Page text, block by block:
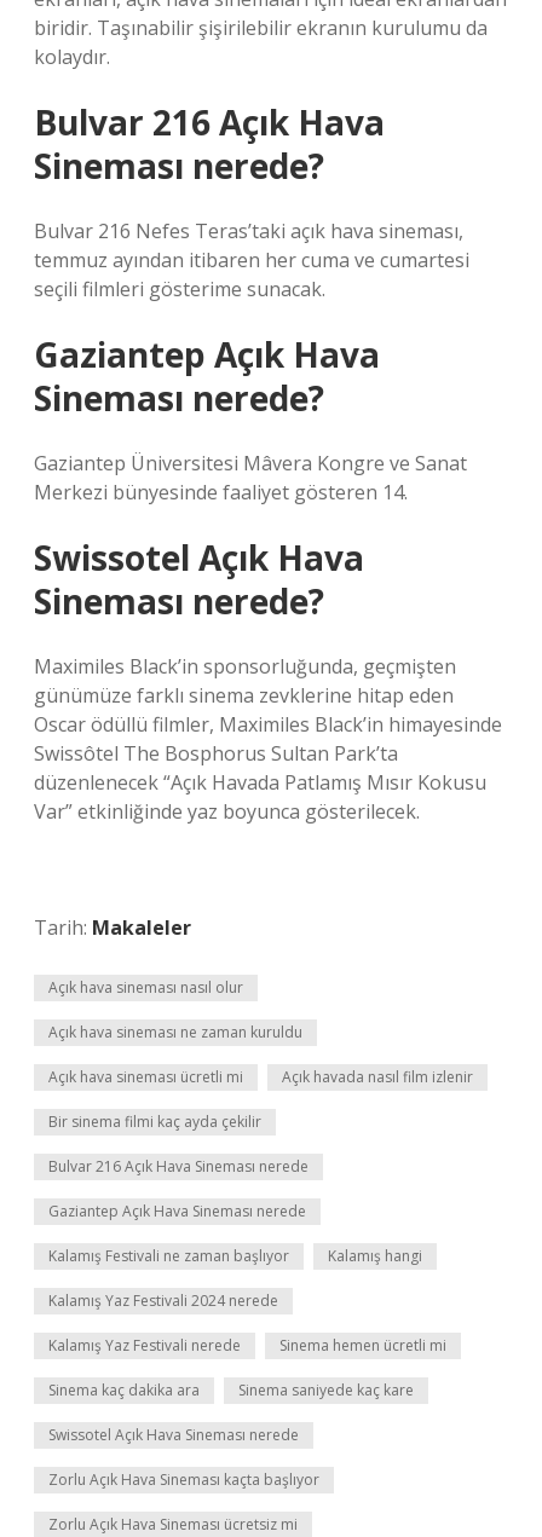
biridir. Taşınabilir şişirilebilir ekranın kurulumu da
kolaydır.
Bulvar 216 Açık Hava
Sineması nerede?
Bulvar 216 Nefes Teras’taki açık hava sineması,
temmuz ayından itibaren her cuma ve cumartesi
seçili filmleri gösterime sunacak.
Gaziantep Açık Hava
Sineması nerede?
Gaziantep Üniversitesi Mâvera Kongre ve Sanat
Merkezi bünyesinde faaliyet gösteren 14.
Swissotel Açık Hava
Sineması nerede?
Maximiles Black’in sponsorluğunda, geçmişten
günümüze farklı sinema zevklerine hitap eden
Oscar ödüllü filmler, Maximiles Black’in himayesinde
Swissôtel The Bosphorus Sultan Park’ta
düzenlenecek “Açık Havada Patlamış Mısır Kokusu
Var” etkinliğinde yaz boyunca gösterilecek.
Tarih: Makaleler
Açık hava sineması nasıl olur
Açık hava sineması ne zaman kuruldu
Açık hava sineması ücretli mi Açık havada nasıl film izlenir
Bir sinema filmi kaç ayda çekilir
Bulvar 216 Açık Hava Sineması nerede
Gaziantep Açık Hava Sineması nerede
Kalamış Festivali ne zaman başlıyor Kalamış hangi
Kalamış Yaz Festivali 2024 nerede
Kalamış Yaz Festivali nerede Sinema hemen ücretli mi
Sinema kaç dakika ara Sinema saniyede kaç kare
Swissotel Açık Hava Sineması nerede
Zorlu Açık Hava Sineması kaçta başlıyor
Zorlu Açık Hava Sineması ücretsiz mi